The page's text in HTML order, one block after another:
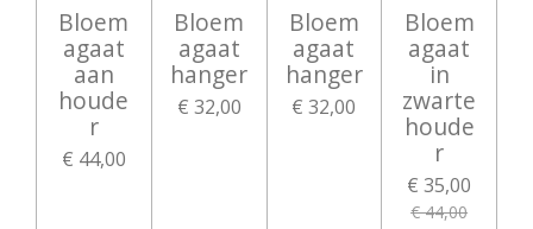
Bloem
agaat
aan
houde
r
€ 44,00
Bloem
agaat
hanger
€ 32,00
Bloem
agaat
hanger
€ 32,00
Bloem
agaat
in
zwarte
houde
r
€ 35,00
€ 44,00